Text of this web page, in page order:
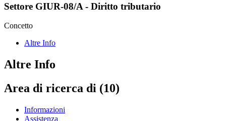
Settore GIUR-08/A - Diritto tributario
Concetto
Altre Info
Altre Info
Area di ricerca di (10)
Informazioni
Assistenza